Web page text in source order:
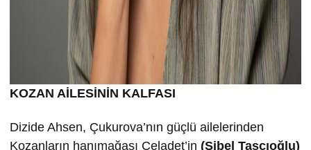
KOZAN AİLESİNİN KALFASI
Dizide Ahsen, Çukurova’nın güçlü ailelerinden
Kozanların hanımağası Celadet’in (Sibel Taşçıoğlu)